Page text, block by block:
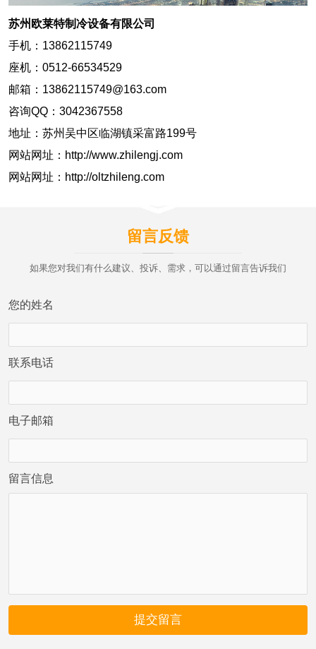
苏州欧莱特制冷设备有限公司
手机：13862115749
座机：0512-66534529
邮箱：13862115749@163.com
咨询QQ：3042367558
地址：苏州吴中区临湖镇采富路199号
网站网址：http://www.zhilengj.com
网站网址：http://oltzhileng.com
留言反馈
如果您对我们有什么建议、投诉、需求，可以通过留言告诉我们
您的姓名
联系电话
电子邮箱
留言信息